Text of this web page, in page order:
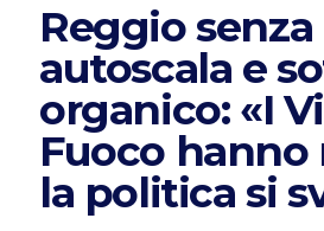
Reggio senza
autoscala e
organico: «I
Fuoco hanno
la politica si